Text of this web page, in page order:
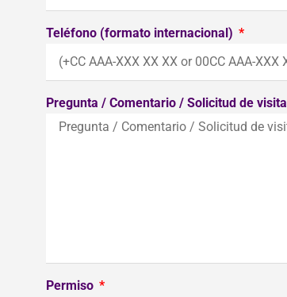
Teléfono (formato internacional)
Pregunta / Comentario / Solicitud de visita
Permiso